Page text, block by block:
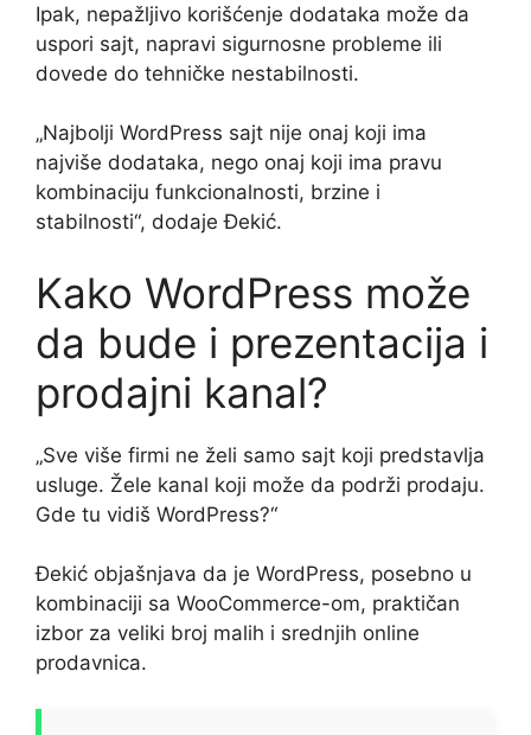
Ipak, nepažljivo korišćenje dodataka može da
uspori sajt, napravi sigurnosne probleme ili
dovede do tehničke nestabilnosti.
„Najbolji WordPress sajt nije onaj koji ima
najviše dodataka, nego onaj koji ima pravu
kombinaciju funkcionalnosti, brzine i
stabilnosti“, dodaje Đekić.
Kako WordPress može
da bude i prezentacija i
prodajni kanal?
„Sve više firmi ne želi samo sajt koji predstavlja
usluge. Žele kanal koji može da podrži prodaju.
Gde tu vidiš WordPress?“
Đekić objašnjava da je WordPress, posebno u
kombinaciji sa WooCommerce-om, praktičan
izbor za veliki broj malih i srednjih online
prodavnica.